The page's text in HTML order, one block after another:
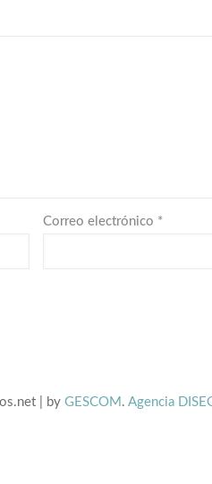
Correo electrónico *
| by GESCOM . Agencia